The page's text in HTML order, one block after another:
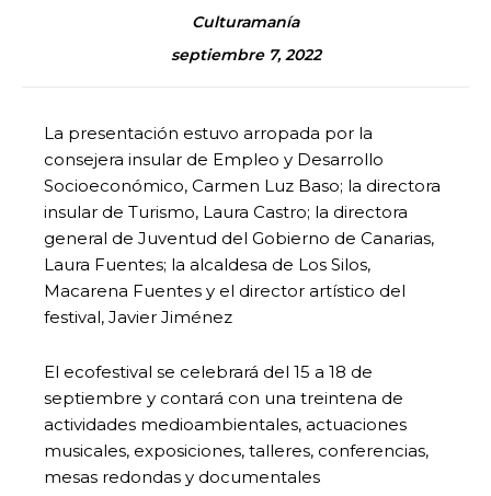
Culturamanía
septiembre 7, 2022
La presentación estuvo arropada por la
consejera insular de Empleo y Desarrollo
Socioeconómico, Carmen Luz Baso; la directora
insular de Turismo, Laura Castro; la directora
general de Juventud del Gobierno de Canarias,
Laura Fuentes; la alcaldesa de Los Silos,
Macarena Fuentes y el director artístico del
festival, Javier Jiménez
El ecofestival se celebrará del 15 a 18 de
septiembre y contará con una treintena de
actividades medioambientales, actuaciones
musicales, exposiciones, talleres, conferencias,
mesas redondas y documentales